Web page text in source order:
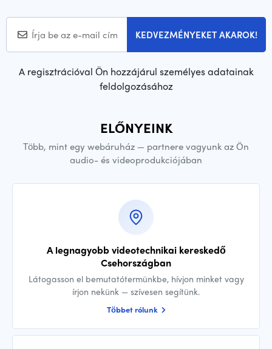
KEDVEZMÉNYEKET AKAROK!
A regisztrációval Ön hozzájárul személyes adatainak
feldolgozásához
ELŐNYEINK
Több, mint egy webáruház — partnere vagyunk az Ön
audio- és videoprodukciójában
A legnagyobb videotechnikai kereskedő
Csehországban
Látogasson el bemutatótermünkbe, hívjon minket vagy
írjon nekünk — szívesen segítünk.
Többet rólunk